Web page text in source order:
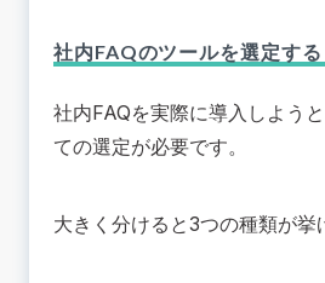
社内FAQのツールを選定する
社内FAQを実際に導入しよう
ての選定が必要です。
大きく分けると3つの種類が挙